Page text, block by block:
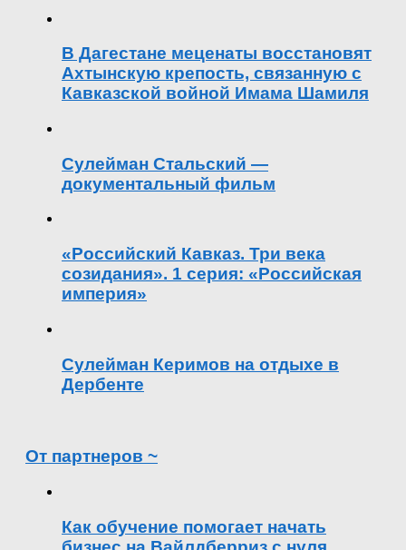
В Дагестане меценаты восстановят
Ахтынскую крепость, связанную с
Кавказской войной Имама Шамиля
Сулейман Стальский —
документальный фильм
«Российский Кавказ. Три века
созидания». 1 серия: «Российская
империя»
Сулейман Керимов на отдыхе в
Дербенте
От партнеров ~
Как обучение помогает начать